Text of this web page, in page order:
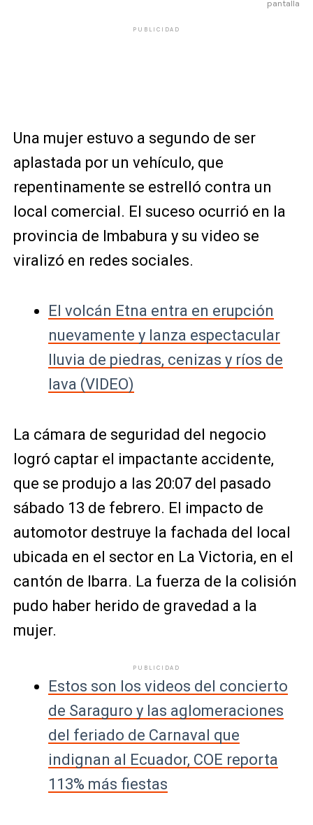
pantalla
PUBLICIDAD
Una mujer estuvo a segundo de ser
aplastada por un vehículo, que
repentinamente se estrelló contra un
local comercial. El suceso ocurrió en la
provincia de Imbabura y su video se
viralizó en redes sociales.
El volcán Etna entra en erupción
nuevamente y lanza espectacular
lluvia de piedras, cenizas y ríos de
lava (VIDEO)
La cámara de seguridad del negocio
logró captar el impactante accidente,
que se produjo a las 20:07 del pasado
sábado 13 de febrero. El impacto de
automotor destruye la fachada del local
ubicada en el sector en La Victoria, en el
cantón de Ibarra. La fuerza de la colisión
pudo haber herido de gravedad a la
mujer.
PUBLICIDAD
Estos son los videos del concierto
de Saraguro y las aglomeraciones
del feriado de Carnaval que
indignan al Ecuador, COE reporta
113% más fiestas